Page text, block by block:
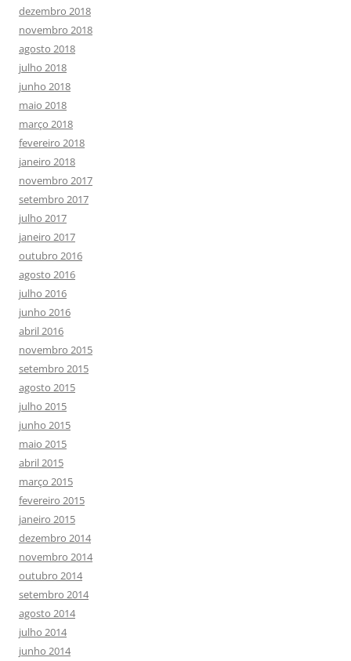
dezembro 2018
novembro 2018
agosto 2018
julho 2018
junho 2018
maio 2018
março 2018
fevereiro 2018
janeiro 2018
novembro 2017
setembro 2017
julho 2017
janeiro 2017
outubro 2016
agosto 2016
julho 2016
junho 2016
abril 2016
novembro 2015
setembro 2015
agosto 2015
julho 2015
junho 2015
maio 2015
abril 2015
março 2015
fevereiro 2015
janeiro 2015
dezembro 2014
novembro 2014
outubro 2014
setembro 2014
agosto 2014
julho 2014
junho 2014